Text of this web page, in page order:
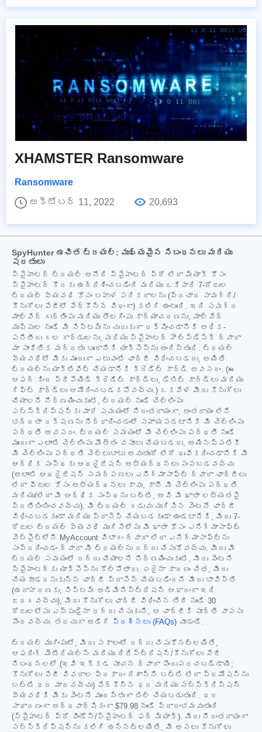
XHAMSTER Ransomware
Ransomware
అక్టోబర్ 11, 2022
20,693
SpyHunter ఉచిత ట్రయల్: ముఖ్యమైన నిబంధనలు మరియు
షరతులు
స్పైహంటర్ ట్రయల్ అనేది స్పైహంటర్ ప్రో లేదా మ్యాక్ కోసం
స్పైహంటర్ కొరకు ఉద్దేశించబడింది మరియు ఒకేసారి 7-రోజుల
ట్రయల్ వ్యవధి కోసం బహుళ పరికరాలను (ప్రచార సామగ్రి/
కొనుగోలు పేజీలో పేర్కొన్న విధంగా) కలిగి ఉంటుంది. ఇది సమగ్ర
మాల్వేర్ గుర్తింపు మరియు తొలగింపు కార్యాచరణను, మాల్వేర్
ముప్పుల నుండి మీ సిస్టమ్‌ను చురుకుగా రక్షించడానికి అధిక-
పనితీరు గల గార్డులను, మరియు స్పైహంటర్ హెల్ప్‌డెస్క్ ద్వారా
మా సాంకేతిక మద్దతు బృందానికి యాక్సెస్‌ను అందిస్తుంది. ట్రయల్
వ్యవధిలో మీకు ముందుగా ఎటువంటి ఛార్జీ విధించబడదు, అయితే
ట్రయల్‌ను యాక్టివేట్ చేయడానికి క్రెడిట్ కార్డ్ అవసరం. (ఈ
ఆఫర్ కింద ప్రీపెయిడ్ క్రెడిట్ కార్డ్‌లు, డెబిట్ కార్డ్‌లు మరియు
గిఫ్ట్ కార్డ్‌లు ఆమోదించబడకపోవచ్చు.) ఒకవేళ మీరు కొనుగోలు
చేయాలని నిర్ణయించుకుంటే, ట్రయల్ నుండి చెల్లింపు
సబ్‌స్క్రిప్షన్‌కు మారే సమయంలో నిరంతరాయంగా, అంతరాయం లేని
భద్రతా రక్షణను నిర్ధారించడంలో సహాయపడటానికి మీ చెల్లింపు
పద్ధతి అవసరం. ట్రయల్ సమయంలో మీ చెల్లింపు పద్ధతి నుండి
ముందుగా ఎలాంటి చెల్లింపు మొత్తం వసూలు చేయబడదు, అయినప్పటికీ
మీ చెల్లింపు పద్ధతి చెల్లుబాటు అవుతుందో లేదో ధృవీకరించడానికి మీ
ఆర్థిక సంస్థకు ఆథరైజేషన్ అభ్యర్థనలు పంపబడవచ్చు
(అలాంటి ఆథరైజేషన్ సమర్పణలు ఎనిగ్మాసాఫ్ట్ ద్వారా ఛార్జీలు
లేదా ఫీజుల కోసం అభ్యర్థనలు కావు, కానీ మీ చెల్లింపు పద్ధతి
మరియు/లేదా మీ ఆర్థిక సంస్థను బట్టి, అవి మీ ఖాతా లభ్యతపై
ప్రతిబింబించవచ్చు). మీ ట్రయల్ గడువు ముగిసిన వెంటనే ఛార్జీ
విధించబడకుండా మరియు ప్రాసెస్ చేయబడకుండా ఉండటానికి, మీరు 7-
రోజుల ట్రయల్ వ్యవధి ముగిసేలోపు మీ ఖాతా కోసం ఎనిగ్మాసాఫ్ట్
వెబ్‌సైట్‌లోని MyAccount విభాగం ద్వారా లేదా ఎనిగ్మాసాఫ్ట్‌ను
సంప్రదించడం ద్వారా మీ ట్రయల్‌ను రద్దు చేసుకోవచ్చు. మీరు మీ
ట్రయల్ సమయంలో రద్దు చేయాలని నిర్ణయించుకుంటే, మీరు వెంటనే
స్పైహంటర్‌కు యాక్సెస్‌ను కోల్పోతారు. ఏదైనా కారణం చేత, మీరు
చేయకూడదనుకున్న ఛార్జీ ప్రాసెస్ చేయబడిందని మీరు భావిస్తే
(ఉదాహరణకు, సిస్టమ్ అడ్మినిస్ట్రేషన్ ఆధారంగా ఇది
జరగవచ్చు), మీరు కొనుగోలు ఛార్జీ విధించిన తేదీ నుండి 30
రోజులలోపు ఎప్పుడైనా రద్దు చేసుకుని, ఆ ఛార్జీకి పూర్తి వాపసు
పొందవచ్చు. తరచుగా అడిగే
ప్రశ్నలు (FAQs) చూడండి.
ట్రయల్ ముగింపులో, మీరు సకాలంలో రద్దు చేసుకోనట్లయితే,
ఆఫరింగ్ మెటీరియల్స్ మరియు రిజిస్ట్రేషన్/కొనుగోలు పేజీ
నిబంధనలలో (ఇవి ఇక్కడ సూచన ద్వారా పొందుపరచబడ్డాయి;
కొనుగోలు పేజీ వివరాల ప్రకారం దేశాన్ని బట్టి లేదా ప్రమోషన్‌ను
బట్టి ధర మారవచ్చు) పేర్కొన్న ధర మరియు సబ్‌స్క్రిప్షన్
వ్యవధికి మీకు వెంటనే ముందస్తుగా బిల్ చేయబడుతుంది. ధర
సాధారణంగా అర్ధవార్షికంగా $79.98 నుండి ప్రారంభమవుతుంది
(స్పైహంటర్ ప్రో విండోస్/స్పైహంటర్ ఫర్ మ్యాక్). మీరు నిరంతరాయంగా
సబ్‌స్క్రిప్షన్‌ను కలిగి ఉన్నట్లయితే, మీ అసలు కొనుగోలు